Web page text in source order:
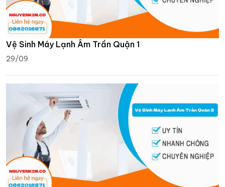
Vệ Sinh Máy Lạnh Âm Trần Quận 1
29/09